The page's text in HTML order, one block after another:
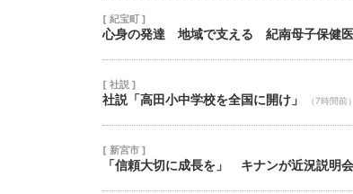
[ 紀宝町 ]
心身の発達 地域で支える 紀南母子保健
[ 社説 ]
社説「高田小中学校を全国に開け」 （7時間前）
[ 新宮市 ]
「信頼大切に成長を」 キナンが近況説明会